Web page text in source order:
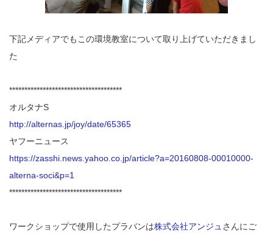
下記メディアでもこの環境教室について取り上げていただきまし
た
*************************************
オルタナS
http://alternas.jp/joy/date/65365
ヤフーニュース
https://zasshi.news.yahoo.co.jp/article?a=20160808-00010000-
alterna-soci&p=1
*************************************
ワークショップで使用したプラバンは株式会社アンジュさんにご